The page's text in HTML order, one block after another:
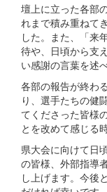
壇上に立った各部
れまで積み重ねて
した。また、「来
待や、日頃から支
い感謝の言葉を述
各部の報告が終わ
り、選手たちの健
てくださった皆様
とを改めて感じる
県大会に向けて日
の皆様、外部指導
し上げます。今後